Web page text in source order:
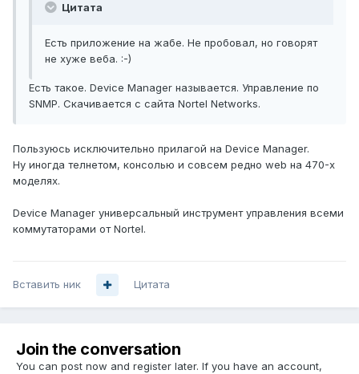
Цитата
Есть приложение на жабе. Не пробовал, но говорят
не хуже веба. :-)
Есть такое. Device Manager называется. Управление по
SNMP. Скачивается с сайта Nortel Networks.
Пользуюсь исключительно прилагой на Device Manager.
Ну иногда телнетом, консолью и совсем редно web на 470-х
моделях.
Device Manager универсальный инструмент управления всеми
коммутаторами от Nortel.
Вставить ник Цитата
Join the conversation
You can post now and register later. If you have an account,